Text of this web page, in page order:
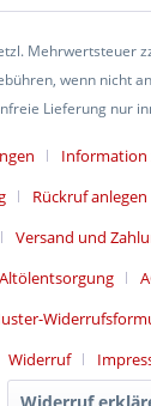
Mehrwertsteuer
wenn nicht
Lieferung nur
Information
Rückruf anlegen
Versand und
Altölentsorgung
Widerruf